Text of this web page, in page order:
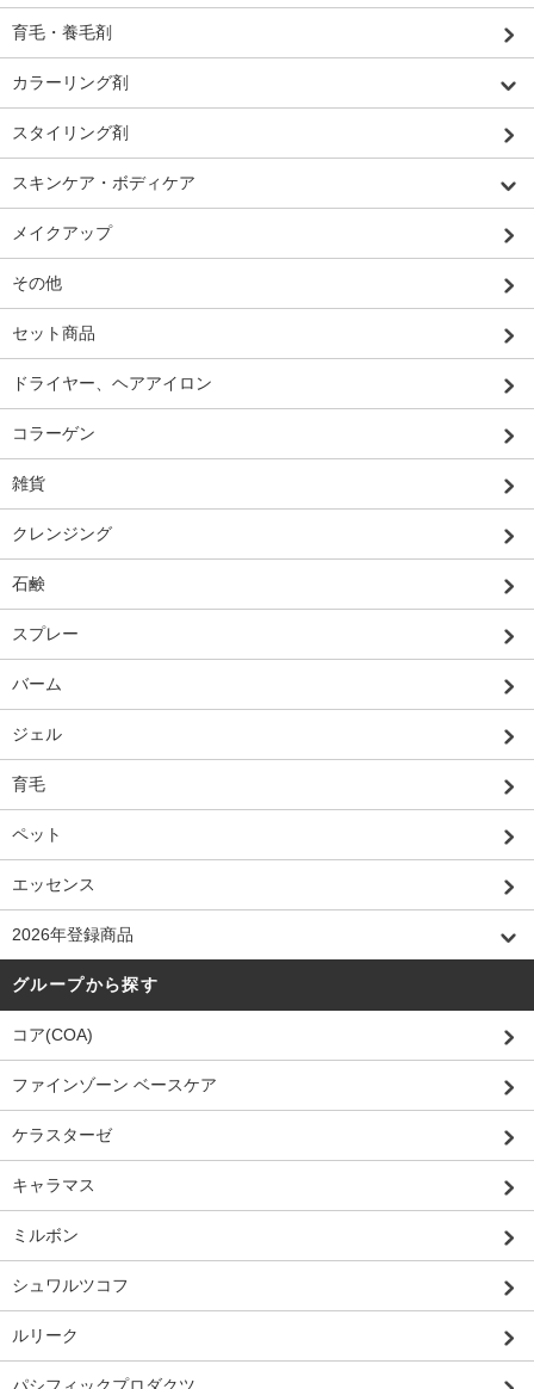
育毛・養毛剤
カラーリング剤
スタイリング剤
スキンケア・ボディケア
メイクアップ
その他
セット商品
ドライヤー、ヘアアイロン
コラーゲン
雑貨
クレンジング
石鹸
スプレー
バーム
ジェル
育毛
ペット
エッセンス
2026年登録商品
グループから探す
コア(COA)
ファインゾーン ベースケア
ケラスターゼ
キャラマス
ミルボン
シュワルツコフ
ルリーク